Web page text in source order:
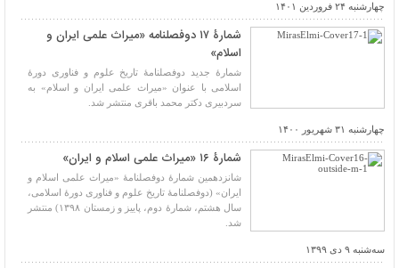
چهارشنبه ۲۴ فروردین ۱۴۰۱
شمارۀ ۱۷ دوفصلنامه «میراث علمی ایران و
اسلام»
شمارۀ جدید دوفصلنامۀ تاریخ علوم و فناوری دورۀ
اسلامی با عنوان «میراث علمی ایران و اسلام» به
سردبیری دکتر محمد باقری منتشر شد.
چهارشنبه ۳۱ شهریور ۱۴۰۰
شمارۀ ۱۶ «میراث علمی اسلام و ایران»
شانزدهمین شمارۀ دوفصلنامۀ «میراث علمی اسلام و
ایران» (دوفصلنامۀ تاریخ علوم و فناوری دورۀ اسلامی،
سال هشتم، شمارۀ دوم، پاییز و زمستان ۱۳۹۸) منتشر
شد.
سه‌شنبه ۹ دی ۱۳۹۹